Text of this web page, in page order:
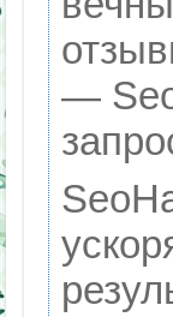
—